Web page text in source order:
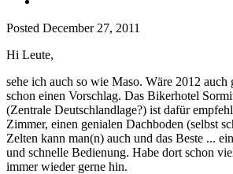
Posted December 27, 2011
Hi Leute,
sehe ich auch so wie Maso. Wäre 2012 auch
schon einen Vorschlag. Das Bikerhotel
(Zentrale Deutschlandlage?) ist dafür
Zimmer, einen genialen Dachboden (selbst
Zelten kann man(n) auch und das Beste ...
und schnelle Bedienung. Habe dort schon
immer wieder gerne hin.